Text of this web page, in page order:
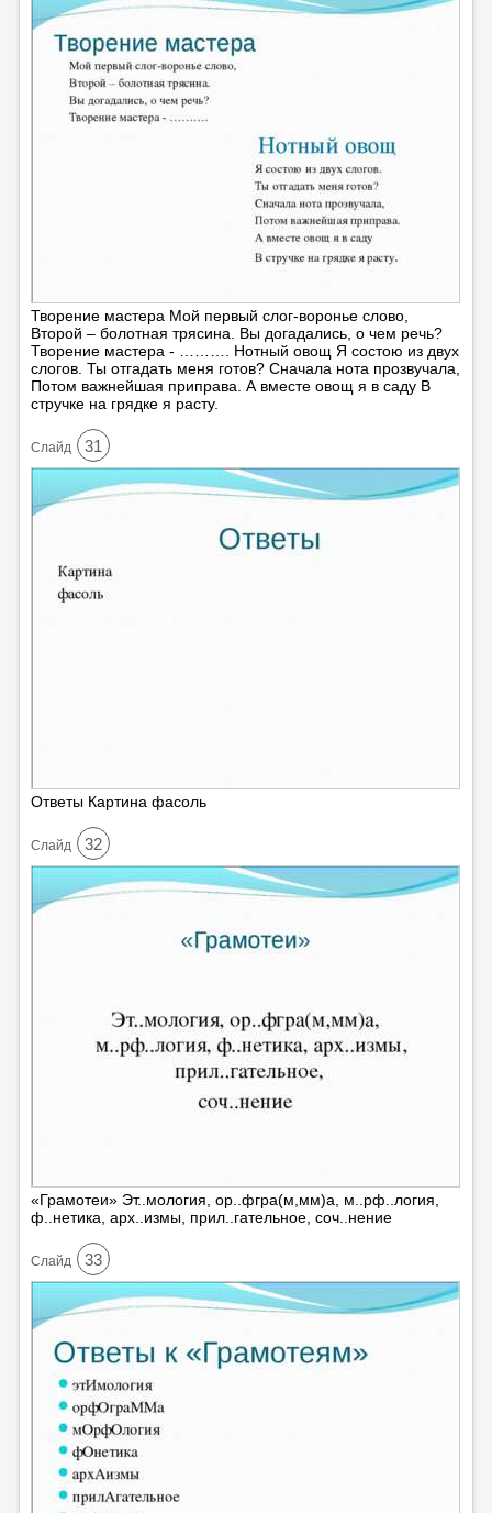
Творение мастера Мой первый слог-воронье слово,
Второй – болотная трясина. Вы догадались, о чем речь?
Творение мастера - ………. Нотный овощ Я состою из двух
слогов. Ты отгадать меня готов? Сначала нота прозвучала,
Потом важнейшая приправа. А вместе овощ я в саду В
стручке на грядке я расту.
Cлайд 31
Ответы Картина фасоль
Cлайд 32
«Грамотеи» Эт..мология, ор..фгра(м,мм)а, м..рф..логия,
ф..нетика, арх..измы, прил..гательное, соч..нение
Cлайд 33